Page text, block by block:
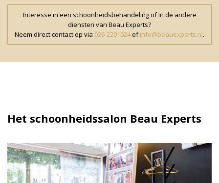
Interesse in een schoonheidsbehandeling of in de andere
diensten van Beau Experts?
Neem direct contact op via 026-2201024ofinfo@beauexperts.nl.
Het schoonheidssalon Beau Experts